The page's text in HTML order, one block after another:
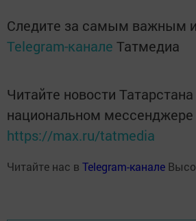
Следите за самым важным
Telegram-канале Татмедиа
Читайте новости Татарстана
национальном
https://max.ru/tatmedia
Читайте нас в Telegram-канале